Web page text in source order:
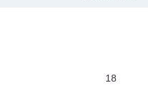
18